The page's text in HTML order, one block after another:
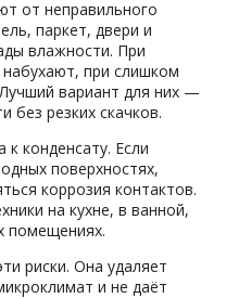
от неправильного
паркет, двери и
влажности. При
при слишком
вариант для них —
без резких скачков.
к конденсату. Если
поверхностях,
коррозия контактов.
на кухне, в ванной,
помещениях.
риски. Она удаляет
и не даёт